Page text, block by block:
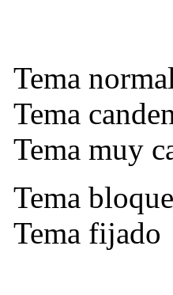
Tema
Tema
Tema muy
Tema
Tema fijado